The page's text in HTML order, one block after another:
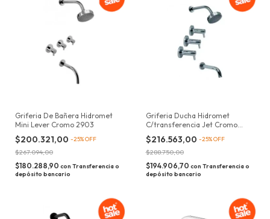
Griferia De Bañera Hidromet
Mini Lever Cromo 2903
$200.321,00 -25%OFF
$267.094,00
$180.288,90 con Transferencia o
depósito bancario
Griferia Ducha Hidromet
C/transferencia Jet Cromo
3703
$216.563,00 -25%OFF
$288.750,00
$194.906,70 con Transferencia o
depósito bancario